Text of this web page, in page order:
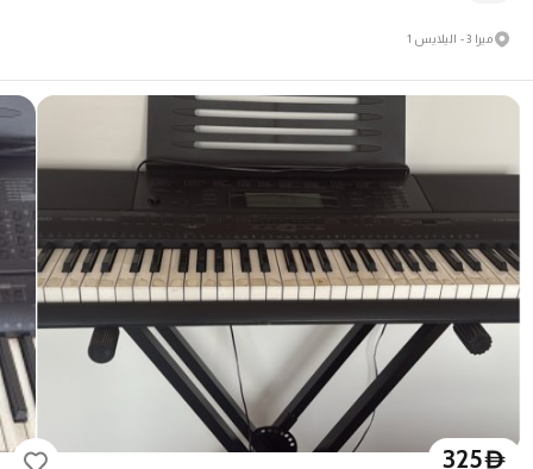
ميرا 3 - اليلايس 1
D
325